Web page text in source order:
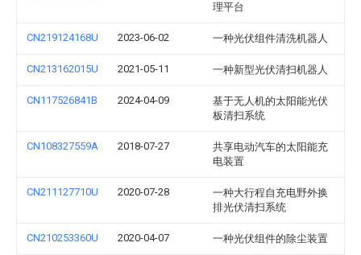
理平台
CN219124168U 2023-06-02 一种光伏组件清洗机器人
CN213162015U 2021-05-11 一种新型光伏清扫机器人
CN117526841B 2024-04-09
基于无人机的太阳能光伏
板清扫系统
CN108327559A 2018-07-27
共享电动汽车的太阳能充
电装置
CN211127710U 2020-07-28
一种大行程自充电野外换
排光伏清扫系统
CN210253360U 2020-04-07 一种光伏组件的除尘装置